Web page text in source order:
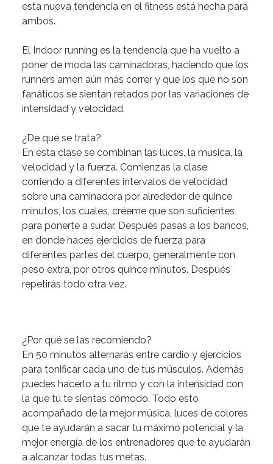
esta nueva tendencia en el fitness está hecha para
ambos.
El Indoor running es la tendencia que ha vuelto a
poner de moda las caminadoras, haciendo que los
runners amen aún más correr y que los que no son
fanáticos se sientan retados por las variaciones de
intensidad y velocidad.
¿De qué se trata?
En esta clase se combinan las luces, la música, la
velocidad y la fuerza. Comienzas la clase
corriendo a diferentes intervalos de velocidad
sobre una caminadora por alrededor de quince
minutos, los cuales, créeme que son suficientes
para ponerte a sudar. Después pasas a los bancos,
en donde haces ejercicios de fuerza para
diferentes partes del cuerpo, generalmente con
peso extra, por otros quince minutos. Después
repetirás todo otra vez.
¿Por qué se las recomiendo?
En 50 minutos alternarás entre cardio y ejercicios
para tonificar cada uno de tus músculos. Además
puedes hacerlo a tu ritmo y con la intensidad con
la que tú te sientas cómodo. Todo esto
acompañado de la mejor música, luces de colores
que te ayudarán a sacar tu máximo potencial y la
mejor energía de los entrenadores que te ayudarán
a alcanzar todas tus metas.